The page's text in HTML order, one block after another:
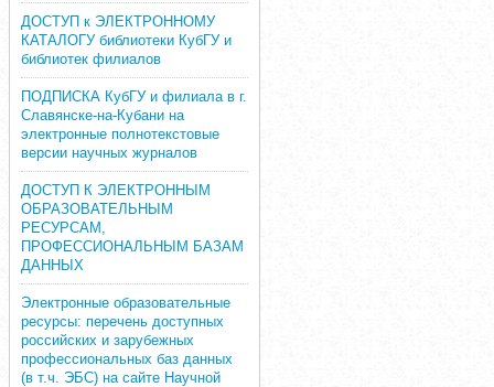
ДОСТУП к ЭЛЕКТРОННОМУ
КАТАЛОГУ библиотеки КубГУ и
библиотек филиалов
ПОДПИСКА КубГУ и филиала в г.
Славянске-на-Кубани на
электронные полнотекстовые
версии научных журналов
ДОСТУП К ЭЛЕКТРОННЫМ
ОБРАЗОВАТЕЛЬНЫМ
РЕСУРСАМ,
ПРОФЕССИОНАЛЬНЫМ БАЗАМ
ДАННЫХ
Электронные образовательные
ресурсы: перечень доступных
российских и зарубежных
профессиональных баз данных
(в т.ч. ЭБС) на сайте Научной